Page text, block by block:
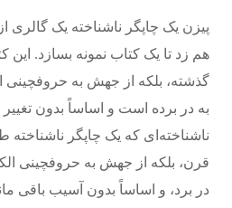
پیزن یک چاپگر ناشناخته یک گالری
هم زد تا یک کتاب نمونه بسازد. این
گذشته، بلکه از جهش به حروفچینی
به در برده است و اساساً بدون
ناشناخته‌ای که یک چاپگر ناشناخته
قرن، بلکه از جهش به حروفچینی
در برد، و اساساً بدون آسیب باقی